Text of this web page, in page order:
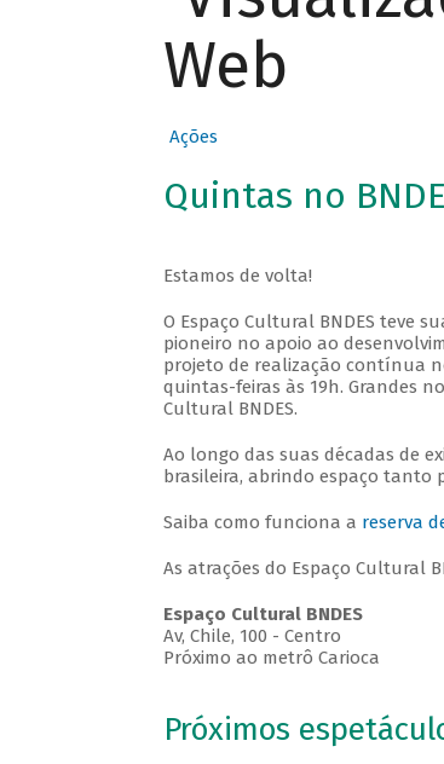
Web
Ações
Quintas no
Estamos de volta!
O Espaço Cultural BNDES teve
pioneiro no apoio ao
projeto de realização contínua
quintas-feiras às 19h. Grandes
Cultural BNDES.
Ao longo das suas décadas de
brasileira, abrindo espaço
Saiba como funciona a reserva
As atrações do Espaço Cultural
Espaço Cultural BNDES
Av, Chile, 100 - Centro
Próximo ao metrô Carioca
Próximos